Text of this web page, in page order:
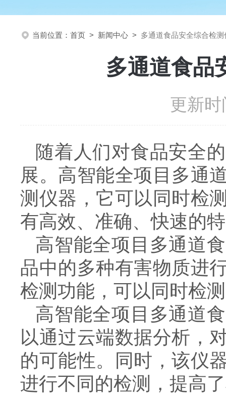
当前位置： 首页 > 新闻中心 > 多通道食品安全综合检
多通道食品
更新
随着人们对食品安全
展。高智能全项目多通
测仪器，它可以同时检
有高效、准确、快速的
高智能全项目多通道
品中的多种有害物质进
检测功能，可以同时检
高智能全项目多通道
以通过云端数据分析，
的可能性。同时，该仪
进行不同的检测，提高